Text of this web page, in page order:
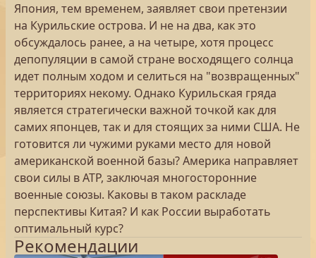
Япония, тем временем, заявляет свои претензии
на Курильские острова. И не на два, как это
обсуждалось ранее, а на четыре, хотя процесс
депопуляции в самой стране восходящего солнца
идет полным ходом и селиться на "возвращенных"
территориях некому. Однако Курильская гряда
является стратегически важной точкой как для
самих японцев, так и для стоящих за ними США. Не
готовится ли чужими руками место для новой
американской военной базы? Америка направляет
свои силы в АТР, заключая многосторонние
военные союзы. Каковы в таком раскладе
перспективы Китая? И как России выработать
оптимальный курс?
Рекомендации